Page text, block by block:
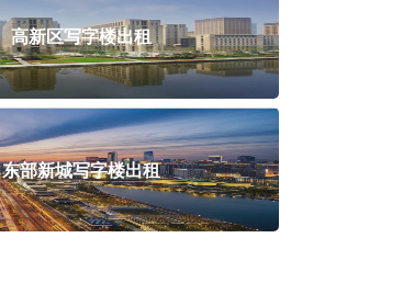
高新区写字楼出租
东部新城写字楼出租